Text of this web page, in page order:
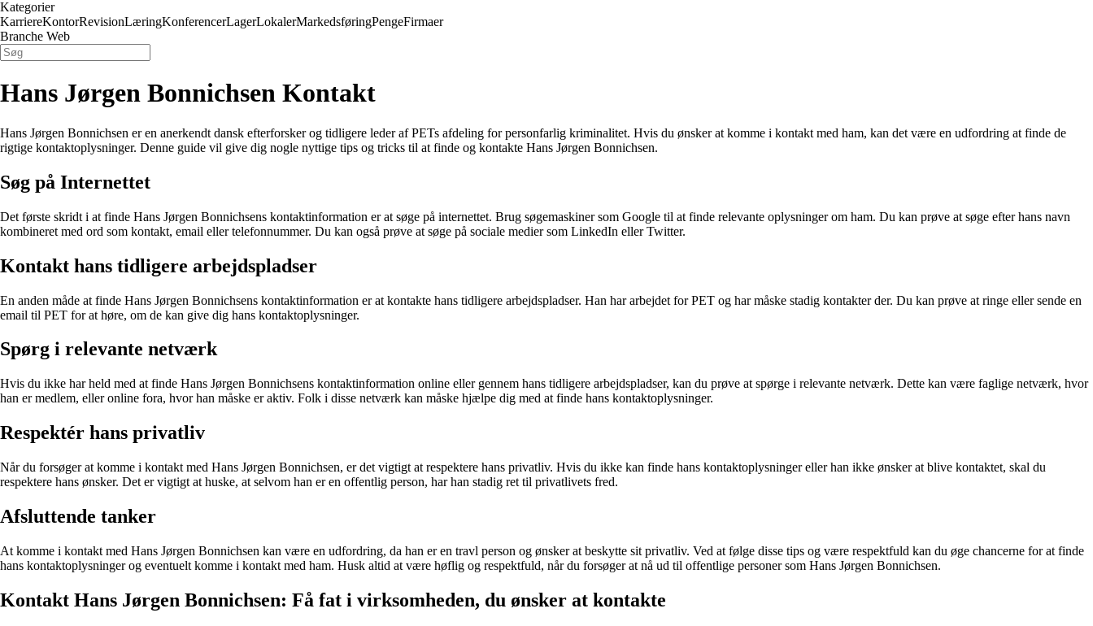
Kategorier
KarriereKontorRevisionLæringKonferencerLagerLokalerMarkedsføringPengeFirmaer
Branche Web
Hans Jørgen Bonnichsen Kontakt
Hans Jørgen Bonnichsen er en anerkendt dansk efterforsker og tidligere leder af PETs afdeling for personfarlig kriminalitet. Hvis du ønsker at komme i kontakt med ham, kan det være en udfordring at finde de
rigtige kontaktoplysninger. Denne guide vil give dig nogle nyttige tips og tricks til at finde og kontakte Hans Jørgen Bonnichsen.
Søg på Internettet
Det første skridt i at finde Hans Jørgen Bonnichsens kontaktinformation er at søge på internettet. Brug søgemaskiner som Google til at finde relevante oplysninger om ham. Du kan prøve at søge efter hans navn
kombineret med ord som kontakt, email eller telefonnummer. Du kan også prøve at søge på sociale medier som LinkedIn eller Twitter.
Kontakt hans tidligere arbejdspladser
En anden måde at finde Hans Jørgen Bonnichsens kontaktinformation er at kontakte hans tidligere arbejdspladser. Han har arbejdet for PET og har måske stadig kontakter der. Du kan prøve at ringe eller sende en
email til PET for at høre, om de kan give dig hans kontaktoplysninger.
Spørg i relevante netværk
Hvis du ikke har held med at finde Hans Jørgen Bonnichsens kontaktinformation online eller gennem hans tidligere arbejdspladser, kan du prøve at spørge i relevante netværk. Dette kan være faglige netværk, hvor
han er medlem, eller online fora, hvor han måske er aktiv. Folk i disse netværk kan måske hjælpe dig med at finde hans kontaktoplysninger.
Respektér hans privatliv
Når du forsøger at komme i kontakt med Hans Jørgen Bonnichsen, er det vigtigt at respektere hans privatliv. Hvis du ikke kan finde hans kontaktoplysninger eller han ikke ønsker at blive kontaktet, skal du
respektere hans ønsker. Det er vigtigt at huske, at selvom han er en offentlig person, har han stadig ret til privatlivets fred.
Afsluttende tanker
At komme i kontakt med Hans Jørgen Bonnichsen kan være en udfordring, da han er en travl person og ønsker at beskytte sit privatliv. Ved at følge disse tips og være respektfuld kan du øge chancerne for at finde
hans kontaktoplysninger og eventuelt komme i kontakt med ham. Husk altid at være høflig og respektfuld, når du forsøger at nå ud til offentlige personer som Hans Jørgen Bonnichsen.
Kontakt Hans Jørgen Bonnichsen: Få fat i virksomheden, du ønsker at kontakte